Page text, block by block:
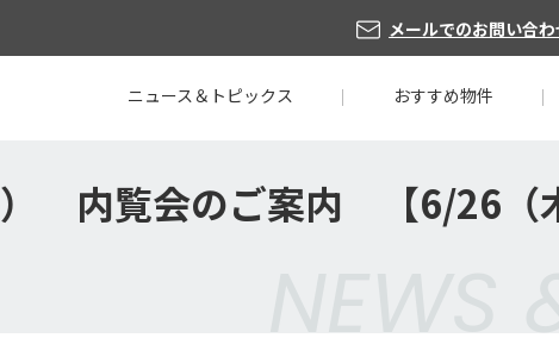
メールでのお問い合
ニュース＆トピックス おすすめ物件
） 内覧会のご案内 【6/26
NEWS